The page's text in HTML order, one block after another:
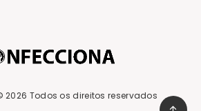
2026 Todos os direitos reservados